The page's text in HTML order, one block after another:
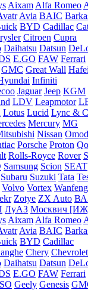
Aixam Alfa Romeo
Avia BAIC
BYD Cadillac
Citroen Cupra
Daihatsu Datsun
E.GO FAW Ferrari
GMC Great Wall Hafei
Infiniti
Jaguar Jeep KGM
LDV Leapmotor
Lotus Lucid Lync &
Mercury MG
Nissan
Porsche Proton
Rolls-Royce Rover
Samsung Scion SEAT
Subaru Suzuki Tata
Volvo Vortex Wanfeng
Zotye ZX Auto
ЛуАЗ Москвич
Aixam Alfa Romeo
Avia BAIC
BYD Cadillac
Chery Chevrolet
Daihatsu Datsun
E.GO FAW Ferrari
Geely Genesis